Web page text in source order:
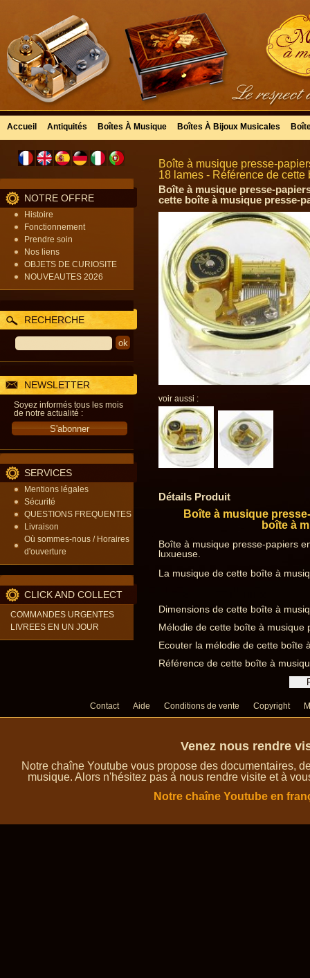
Accueil Antiquités Boîtes À Musique Boîtes À Bijoux Musicales
NOTRE OFFRE
Histoire
Fonctionnement
Prendre soin
Nos liens
OBJETS DE CURIOSITE
NOUVEAUTES 2026
RECHERCHE
NEWSLETTER
Soyez informés tous les mois
de notre actualité :
SERVICES
Mentions légales
Sécurité
QUESTIONS FREQUENTES
Livraison
Où sommes-nous / Horaires
d'ouverture
CLICK AND COLLECT
COMMANDES URGENTES
LIVREES EN UN JOUR
Boîte à musique presse-
18 lames - Référence de
Boîte à musique presse-
cette boîte à musique presse-
voir aussi :
Détails Produit
Boîte à musique
boîte à
Boîte à musique presse-papiers
luxueuse.
La musique de cette boîte à
Dimensions de cette boîte à
Mélodie de cette boîte à musique
Ecouter la mélodie de cette boîte
Référence de cette boîte à
Contact Aide Conditions de vente Copyright
Venez nous rendre
Notre chaîne Youtube vous propose des documentaires,
musique. Alors n'hésitez pas à nous rendre visite et à
Notre chaîne Youtube en